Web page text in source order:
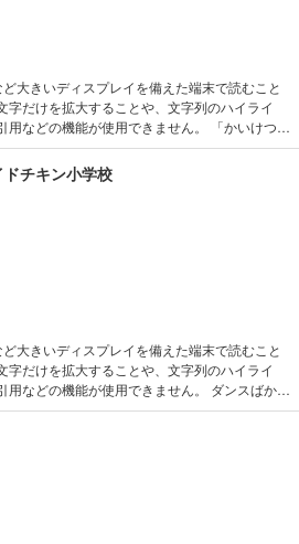
大きいディスプレイを備えた端末で読むこと
字だけを拡大することや、文字列のハイライ
の機能が使用できません。 「かいけつゾ
どの生みの親、児童書作家・イラストレータ
初めて手がけた絵本が約半世紀の時を経て、
ろう？ きっと大きな木が生えていて、その木に
さんの草が生い茂っていて…。 子どもの豊かな
た作品。 巻末には付録として、
8ページの特別インタビュー付き。 電子書籍と
ュー作として『ちいさなもり』へ抱く特別な思
ったきっかけ、『ちいさなもり』が生まれた発
労。 「それいけ！アンパンマン」の作者であ
秘話など、初めて語られる、原ゆたかの"原
だった ・人生で初めて手がけた書籍 ・原
チキン小学校
大きいディスプレイを備えた端末で読むこと
字だけを拡大することや、文字列のハイライ
の機能が使用できません。 ダンスばかり
ばかりしてる教頭先生、なんでも発明してしま
登校する女の子サーカス、たこ焼きの屋台をい
リ……こんな名門フライドチキン小学校には、
ません。毎日、大さわぎだけど、こんな学校
倒の人気シリーズ、文庫化スタート！ 「名
「大うんどう会」の２作を収録。